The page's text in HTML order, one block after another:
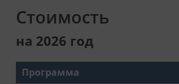
Стоимость
на 2026 год
Программа